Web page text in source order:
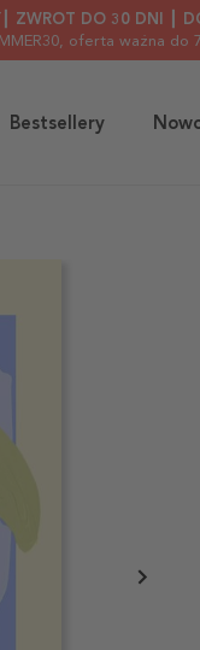
ZWROT DO 30 DNI ┃
, oferta ważna do
Bestsellery